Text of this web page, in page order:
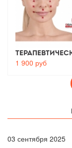
1 900 руб
03 сентября 2025